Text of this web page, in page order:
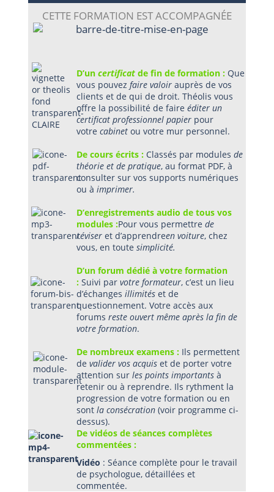
CETTE FORMATION EST ACCOMPAGNÉE
D’un certificat de fin de formation : Que
vous pouvez faire valoir auprès de vos
clients et de qui de droit. Théolis vous
offre la possibilité de faire éditer un
certificat professionnel papier pour
votre cabinet ou votre mur personnel.
De cours écrits : Classés par modules de
théorie et de pratique, au format PDF, à
consulter sur vos supports numériques
ou à imprimer.
D’enregistrements audio de tous vos
modules :Pour vous permettre de
réviser et d’apprendreen voiture, chez
vous, en toute simplicité.
D’un forum dédié à votre formation
: Suivi par votre formateur, c’est un lieu
d’échanges illimités et de
questionnement. Votre accès aux
forums reste ouvert même après la fin de
votre formation.
De nombreux examens : Ils permettent
de valider vos acquis et de porter votre
attention sur les points importants à
retenir ou à reprendre. Ils rythment la
progression de votre formation ou en
sont la consécration (voir programme ci-
dessus).
De vidéos de séances complètes
commentées :
Vidéo : Séance complète pour le travail
de psychologue, détaillées et
commentée.